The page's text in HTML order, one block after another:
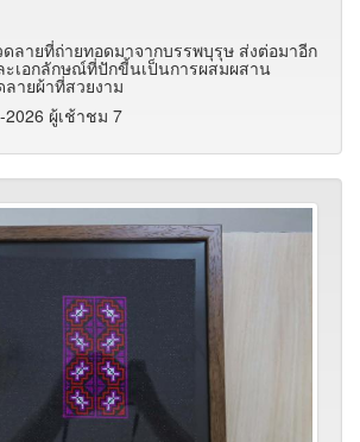
ลายที่ถ่ายทอดมาจากบรรพบุรุษ ส่งต่อมาอีก
เอกลักษณ์ที่ปักขี้นเป็นการผสมผสาน
ลายผ้าที่สวยงาม
2026 ผู้เช้าชม 7